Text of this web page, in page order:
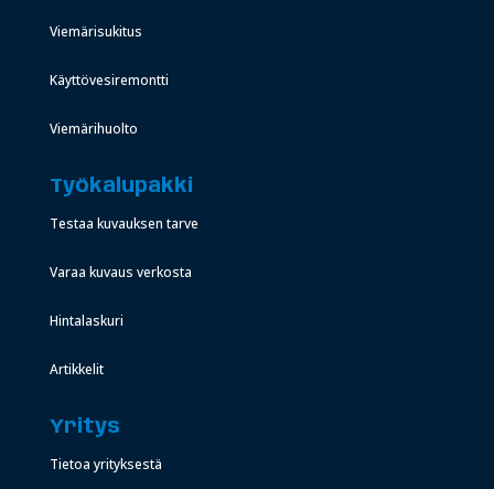
Viemärisukitus
Käyttövesiremontti
Viemärihuolto
Työkalupakki
Testaa kuvauksen tarve
Varaa kuvaus verkosta
Hintalaskuri
Artikkelit
Yritys
Tietoa yrityksestä